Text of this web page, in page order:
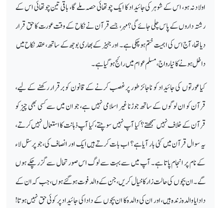
اولاد نہ ہو، اس کے شوہر کی جائیداد کا ایک چوتھائی حصہ ملے گا، باقی تین چوتھائی اس کے
رشتہ داروں کے پاس چلی جائے گی؟ مہر، جسے قرآن نے نکاح کے وقت عورت کا حق قرار
دیا تھا، آج اس کی اہمیت ختم ہو چکی ہے۔ اور جہیز کے بھاری بوجھ کے ساتھ، عقد نکاح میں
داخل ہونے کا نیا رواج، مسلم عوام میں رائج ہو گیا ہے۔
کیا عورتوں کی جائیداد کو ناجائز طور پر غصب کرنے کے قانون کو برقرار رکھنے کے لیے،
قرآن کو ان لوگوں کے ساتھ جوڑنا غیر اسلامی نہیں ہے، جو ان میں سے کسی بھی چیز کو
قرآن کے خلاف نہیں سمجھتے؟ کیا آپ نہیں سوچتے، کیا آپ ذہانت کا استعمال نہیں کرتے،
یہ سوال قرآن میں کئی بار آیا ہے؟ اب بات کرتے ہیں ایک اور انصاف کی، جو پرسنل لاء
کے نام پر انجام پاتا ہے۔ آپ میں سے بہت سے لوگ اس صورتحال سے گزر چکے ہوں
گے۔ ان بچوں کی حالت زار کا خیال کریں، جن کے والد فوت ہو گئے ہوں، جب کہ ان کے
دادا یا والدہ زندہ ہیں، اور ان کی والدہ کا ان بچوں کے دادا کی جائیداد پر کوئی حق نہیں ہوتا!